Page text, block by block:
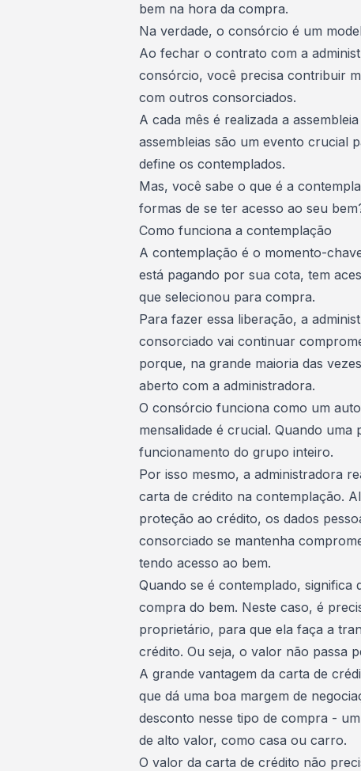
bem na hora da compra.
Na verdade, o consórcio é um
Ao fechar o contrato com a
consórcio, você precisa contribuir
com outros consorciados.
A cada mês é realizada a
assembleias são um evento crucial
define os contemplados.
Mas, você sabe o que é a
formas de se ter acesso ao seu
Como funciona a contemplação
A contemplação é o momento-
está pagando por sua cota, tem
que selecionou para compra.
Para fazer essa liberação, a
consorciado vai continuar
porque, na grande maioria das
aberto com a administradora.
O consórcio funciona como um
mensalidade é crucial. Quando
funcionamento do grupo inteiro.
Por isso mesmo, a administradora
carta de crédito na contemplação.
proteção ao crédito, os dados
consorciado se mantenha
tendo acesso ao bem.
Quando se é contemplado,
compra do bem. Neste caso, é
proprietário, para que ela faça a
crédito. Ou seja, o valor não passa
A grande vantagem da carta de
que dá uma boa margem de
desconto nesse tipo de compra -
de alto valor, como casa ou carro.
O valor da carta de crédito não